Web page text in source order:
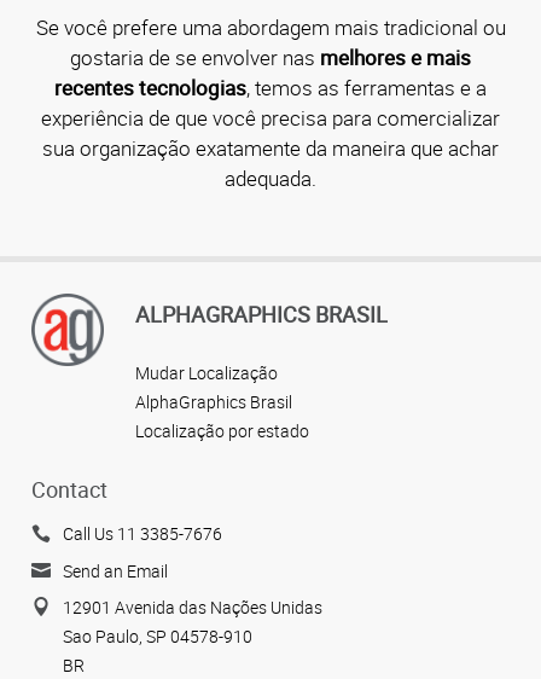
Se você prefere uma abordagem mais tradicional ou
gostaria de se envolver nas melhores e mais
recentes tecnologias, temos as ferramentas e a
experiência de que você precisa para comercializar
sua organização exatamente da maneira que achar
adequada.
ALPHAGRAPHICS BRASIL
Mudar Localização
AlphaGraphics Brasil
Localização por estado
Contact
Call Us 11 3385-7676
Send an Email
12901 Avenida das Nações Unidas
Sao Paulo, SP 04578-910
BR